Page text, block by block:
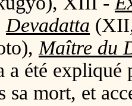
Devadatta
, Maître du
a été
sa mort, et